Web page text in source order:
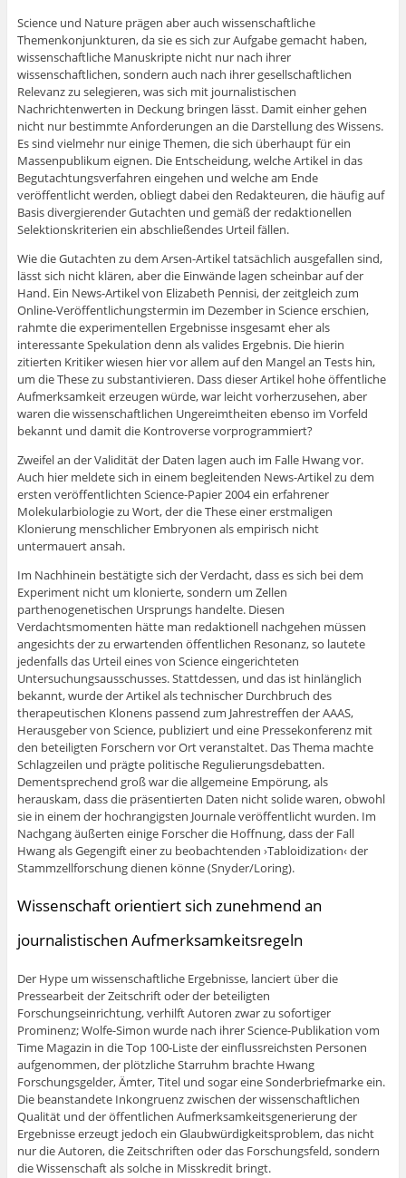
Science und Nature prägen aber auch wissenschaftliche
Themenkonjunkturen, da sie es sich zur Aufgabe gemacht haben,
wissenschaftliche Manuskripte nicht nur nach ihrer
wissenschaftlichen, sondern auch nach ihrer gesellschaftlichen
Relevanz zu selegieren, was sich mit journalistischen
Nachrichtenwerten in Deckung bringen lässt. Damit einher gehen
nicht nur bestimmte Anforderungen an die Darstellung des Wissens.
Es sind vielmehr nur einige Themen, die sich überhaupt für ein
Massenpublikum eignen. Die Entscheidung, welche Artikel in das
Begutachtungsverfahren eingehen und welche am Ende
veröffentlicht werden, obliegt dabei den Redakteuren, die häufig auf
Basis divergierender Gutachten und gemäß der redaktionellen
Selektionskriterien ein abschließendes Urteil fällen.
Wie die Gutachten zu dem Arsen-Artikel tatsächlich ausgefallen sind,
lässt sich nicht klären, aber die Einwände lagen scheinbar auf der
Hand. Ein News-Artikel von Elizabeth Pennisi, der zeitgleich zum
Online-Veröffentlichungstermin im Dezember in Science erschien,
rahmte die experimentellen Ergebnisse insgesamt eher als
interessante Spekulation denn als valides Ergebnis. Die hierin
zitierten Kritiker wiesen hier vor allem auf den Mangel an Tests hin,
um die These zu substantivieren. Dass dieser Artikel hohe öffentliche
Aufmerksamkeit erzeugen würde, war leicht vorherzusehen, aber
waren die wissenschaftlichen Ungereimtheiten ebenso im Vorfeld
bekannt und damit die Kontroverse vorprogrammiert?
Zweifel an der Validität der Daten lagen auch im Falle Hwang vor.
Auch hier meldete sich in einem begleitenden News-Artikel zu dem
ersten veröffentlichten Science-Papier 2004 ein erfahrener
Molekularbiologie zu Wort, der die These einer erstmaligen
Klonierung menschlicher Embryonen als empirisch nicht
untermauert ansah.
Im Nachhinein bestätigte sich der Verdacht, dass es sich bei dem
Experiment nicht um klonierte, sondern um Zellen
parthenogenetischen Ursprungs handelte. Diesen
Verdachtsmomenten hätte man redaktionell nachgehen müssen
angesichts der zu erwartenden öffentlichen Resonanz, so lautete
jedenfalls das Urteil eines von Science eingerichteten
Untersuchungsausschusses. Stattdessen, und das ist hinlänglich
bekannt, wurde der Artikel als technischer Durchbruch des
therapeutischen Klonens passend zum Jahrestreffen der AAAS,
Herausgeber von Science, publiziert und eine Pressekonferenz mit
den beteiligten Forschern vor Ort veranstaltet. Das Thema machte
Schlagzeilen und prägte politische Regulierungsdebatten.
Dementsprechend groß war die allgemeine Empörung, als
herauskam, dass die präsentierten Daten nicht solide waren, obwohl
sie in einem der hochrangigsten Journale veröffentlicht wurden. Im
Nachgang äußerten einige Forscher die Hoffnung, dass der Fall
Hwang als Gegengift einer zu beobachtenden ›Tabloidization‹ der
Stammzellforschung dienen könne (Snyder/Loring).
Wissenschaft orientiert sich zunehmend an
journalistischen Aufmerksamkeitsregeln
Der Hype um wissenschaftliche Ergebnisse, lanciert über die
Pressearbeit der Zeitschrift oder der beteiligten
Forschungseinrichtung, verhilft Autoren zwar zu sofortiger
Prominenz; Wolfe-Simon wurde nach ihrer Science-Publikation vom
Time Magazin in die Top 100-Liste der einflussreichsten Personen
aufgenommen, der plötzliche Starruhm brachte Hwang
Forschungsgelder, Ämter, Titel und sogar eine Sonderbriefmarke ein.
Die beanstandete Inkongruenz zwischen der wissenschaftlichen
Qualität und der öffentlichen Aufmerksamkeitsgenerierung der
Ergebnisse erzeugt jedoch ein Glaubwürdigkeitsproblem, das nicht
nur die Autoren, die Zeitschriften oder das Forschungsfeld, sondern
die Wissenschaft als solche in Misskredit bringt.